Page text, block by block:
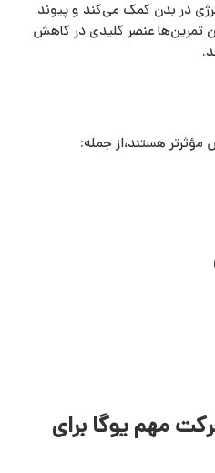
در بدن کمک می‌کند و پیوند
تمرین‌ها عنصر کلیدی در کاهش
هستند،از جمله:
مهم یوگا برای